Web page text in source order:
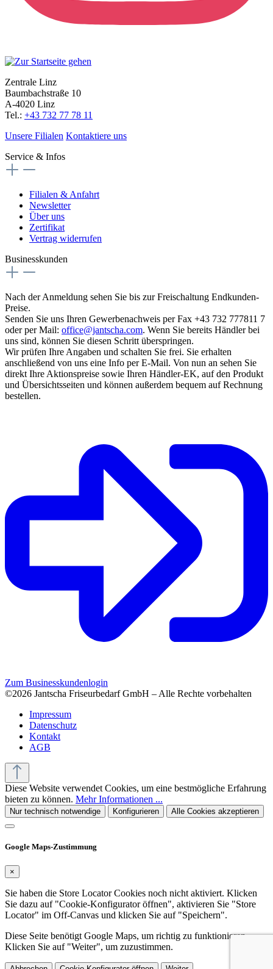
Zentrale Linz
Baumbachstraße 10
A-4020 Linz
Tel.: +43 732 77 78 11
Unsere Filialen Kontaktiere uns
Service & Infos
Filialen & Anfahrt
Newsletter
Über uns
Zertifikat
Vertrag widerrufen
Businesskunden
Nach der Anmeldung sehen Sie bis zur Freischaltung Endkunden-
Preise.
Senden Sie uns Ihren Gewerbenachweis per Fax +43 732 777811 7
oder per Mail: office@jantscha.com. Wenn Sie bereits Händler bei
uns sind, können Sie diesen Schritt überspringen.
Wir prüfen Ihre Angaben und schalten Sie frei. Sie erhalten
anschließend von uns eine Info per E-Mail. Von nun an sehen Sie
direkt Ihre Aktionspreise sowie Ihren Händler-EK, auf den Produkt
und Übersichtsseiten und können außerdem bequem auf Rechnung
bestellen.
Zum Businesskundenlogin
©2026 Jantscha Friseurbedarf GmbH – Alle Rechte vorbehalten
Impressum
Datenschutz
Kontakt
AGB
Diese Website verwendet Cookies, um eine bestmögliche Erfahrung
bieten zu können. Mehr Informationen ...
Nur technisch notwendige Konfigurieren Alle Cookies akzeptieren
Google Maps-Zustimmung
×
Sie haben die Store Locator Cookies noch nicht aktiviert. Klicken
Sie dazu auf "Cookie-Konfigurator öffnen", aktivieren Sie "Store
Locator" im Off-Canvas und klicken Sie auf "Speichern".
Diese Seite benötigt Google Maps, um richtig zu funktionieren.
Klicken Sie auf "Weiter", um zuzustimmen.